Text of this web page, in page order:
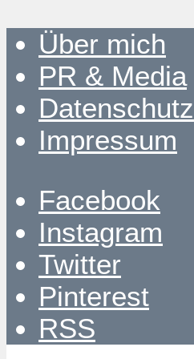
Über mich
PR & Media
Datenschutz
Impressum
Facebook
Instagram
Twitter
Pinterest
RSS